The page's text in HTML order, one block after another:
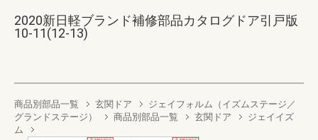
2020新日軽ブランド補修部品カタログドア引戸版
10-11(12-13)
商品別部品一覧 玄関ドア
ジェイフォルム（イズムステージ／
グランドステージ）
商品別部品一覧 玄関ドア
ジェイイズ
ム